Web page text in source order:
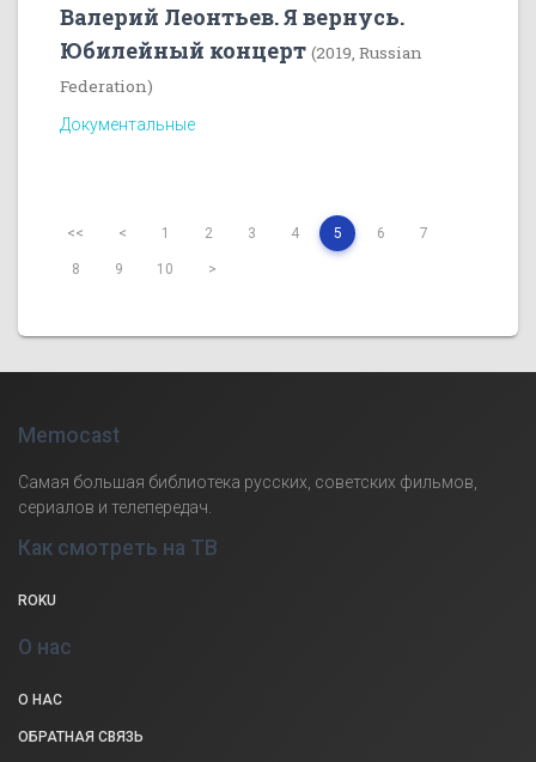
Валерий Леонтьев. Я вернусь.
Юбилейный концерт (2019, Russian
Federation)
Документальные
<< < 1 2 3 4 5 6 7
8 9 10 >
Memocast
Самая большая библиотека русских, советских фильмов,
сериалов и телепередач.
Как смотреть на ТВ
ROKU
О нас
О НАС
ОБРАТНАЯ СВЯЗЬ